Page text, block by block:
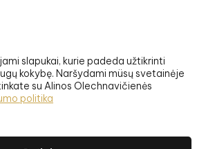
slapukai, kurie padeda užtikrinti
kokybę. Naršydami müsų svetainėje
su Alinos Olechnavičienės
politika